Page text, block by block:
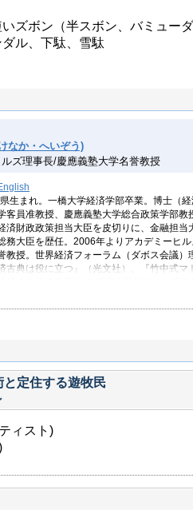
いズボン（半スボン、バミュー
ル、下駄、雪駄
なか・へいぞう)
ズ理事長/慶應義塾大学名誉教授
生まれ。一橋大学経済学部卒業。博士（
客員准教授、慶應義塾大学総合政策学部教
済財政政策担当大臣を皮切りに、金融担当
務大臣を歴任。2006年よりアカデミーヒ
教授。世界経済フォーラム（ダボス会議）
古典は役に立つ』（光文社）、『竹中式マ
定住する遊牧民
ィスト)